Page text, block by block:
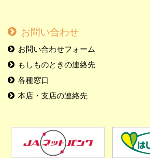
お問い合わせ
お問い合わせフォーム
もしものときの連絡先
各種窓口
本店・支店の連絡先